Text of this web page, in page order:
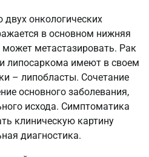
онкологических
в основном нижняя
может метастазировать. Рак
липосаркома имеют в своем
– липобласты. Сочетание
основного заболевания,
исхода. Симптоматика
клиническую картину
диагностика.